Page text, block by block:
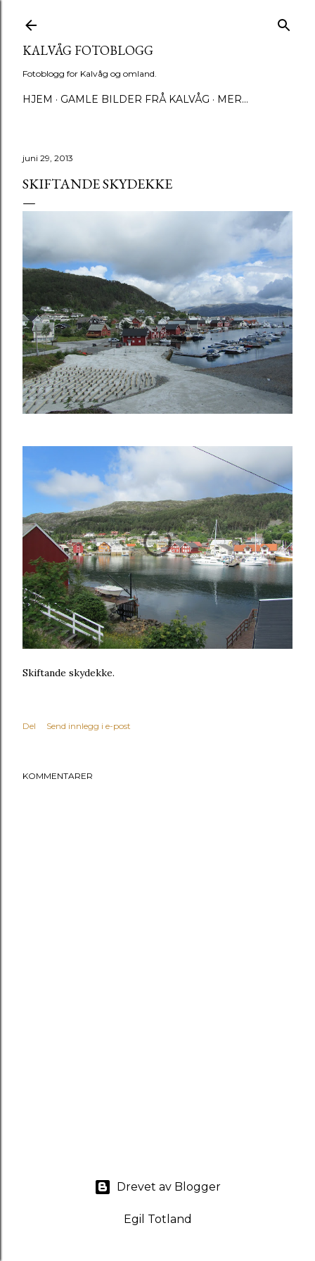
KALVÅG FOTOBLOGG
Fotoblogg for Kalvåg og omland.
HJEM GAMLE BILDER FRÅ KALVÅG MER…
juni 29, 2013
SKIFTANDE SKYDEKKE
Skiftande skydekke.
Del Send innlegg i e-post
KOMMENTARER
Drevet av Blogger
Egil Totland